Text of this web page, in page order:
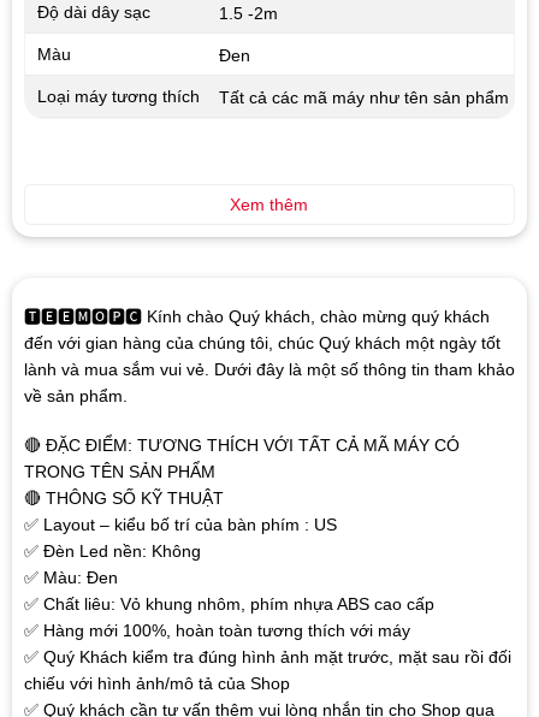
🆃🅴🅴🅼🅾🅿🅲 Kính chào Quý khách, chào mừng quý khách
đến với gian hàng của chúng tôi, chúc Quý khách một ngày tốt
lành và mua sắm vui vẻ. Dưới đây là một số thông tin tham khảo
về sản phẩm.
🔴 ĐẶC ĐIỂM: TƯƠNG THÍCH VỚI TẤT CẢ MÃ MÁY CÓ
TRONG TÊN SẢN PHẨM
🔴 THÔNG SỐ KỸ THUẬT
✅ Layout – kiểu bố trí của bàn phím : US
✅ Đèn Led nền: Không
✅ Màu: Đen
✅ Chất liêu: Vỏ khung nhôm, phím nhựa ABS cao cấp
✅ Hàng mới 100%, hoàn toàn tương thích với máy
✅ Quý Khách kiểm tra đúng hình ảnh mặt trước, mặt sau rồi đối
chiếu với hình ảnh/mô tả của Shop
✅ Quý khách cần tư vấn thêm vui lòng nhắn tin cho Shop qua
Độ dài dây sạc 1.5 -2m
Màu Đen
Loại máy tương thích Tất cả các mã máy như tên sản phẩm
Xem thêm